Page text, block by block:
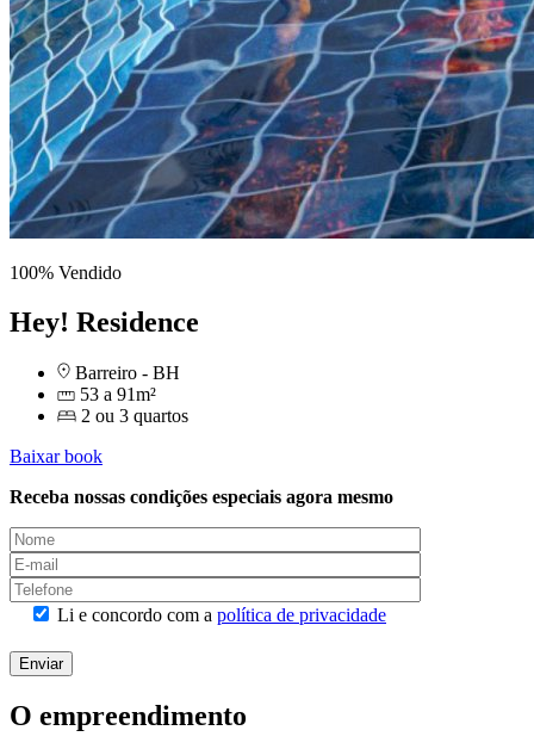
100% Vendido
Hey! Residence
Barreiro - BH
53 a 91m²
2 ou 3 quartos
Baixar book
Receba nossas condições especiais agora mesmo
Please leave this field empty.
Li e concordo com a política de privacidade
Enviar
O empreendimento